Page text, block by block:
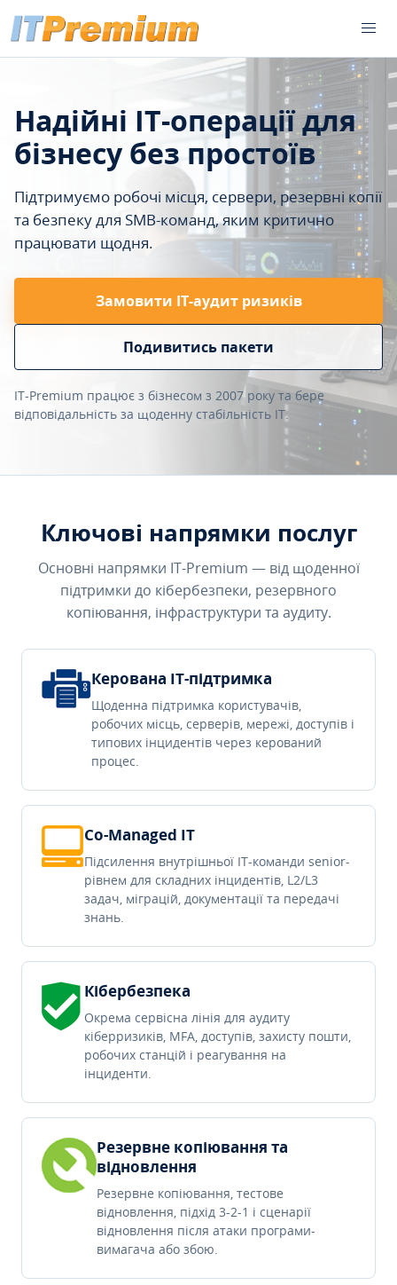
Надійні IT-операції для
бізнесу без простоїв
Підтримуємо робочі місця, сервери, резервні копії
та безпеку для SMB-команд, яким критично
працювати щодня.
Замовити ІТ-аудит ризиків
Подивитись пакети
IT-Premium працює з бізнесом з 2007 року та бере
відповідальність за щоденну стабільність IT.
Ключові напрямки послуг
Основні напрямки IT-Premium — від щоденної
підтримки до кібербезпеки, резервного
копіювання, інфраструктури та аудиту.
Керована IT-підтримка
Щоденна підтримка користувачів,
робочих місць, серверів, мережі, доступів і
типових інцидентів через керований
процес.
Co-Managed IT
Підсилення внутрішньої IT-команди senior-
рівнем для складних інцидентів, L2/L3
задач, міграцій, документації та передачі
знань.
Кібербезпека
Окрема сервісна лінія для аудиту
кіберризиків, MFA, доступів, захисту пошти,
робочих станцій і реагування на
інциденти.
Резервне копіювання та
відновлення
Резервне копіювання, тестове
відновлення, підхід 3-2-1 і сценарії
відновлення після атаки програми-
вимагача або збою.